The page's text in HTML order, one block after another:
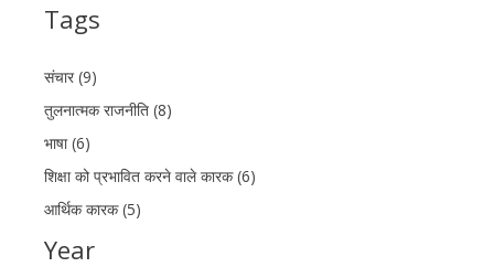
Tags
संचार (9)
तुलनात्मक राजनीति (8)
भाषा (6)
शिक्षा को प्रभावित करने वाले कारक (6)
आर्थिक कारक (5)
Year